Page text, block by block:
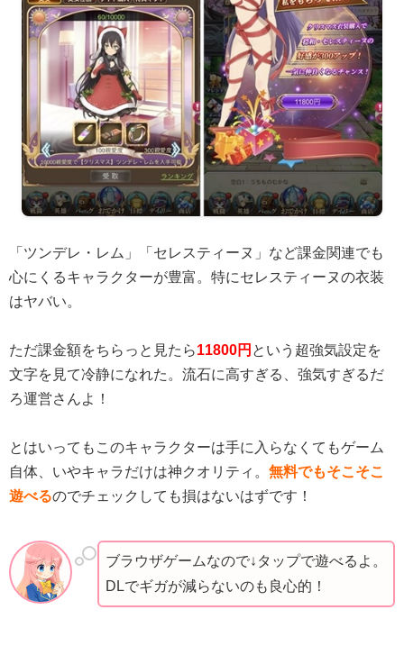
「ツンデレ・レム」「セレスティーヌ」など課金関連でも
心にくるキャラクターが豊富。特にセレスティーヌの衣装
はヤバい。
ただ課金額をちらっと見たら11800円 という超強気設定を
文字を見て冷静になれた。流石に高すぎる、強気すぎるだ
ろ運営さんよ！
とはいってもこのキャラクターは手に入らなくてもゲーム
自体、いやキャラだけは神クオリティ。 無料でもそこそこ
遊べるのでチェックしても損はないはずです！
ブラウザゲームなので↓タップで遊べるよ。
DLでギガが減らないのも良心的！